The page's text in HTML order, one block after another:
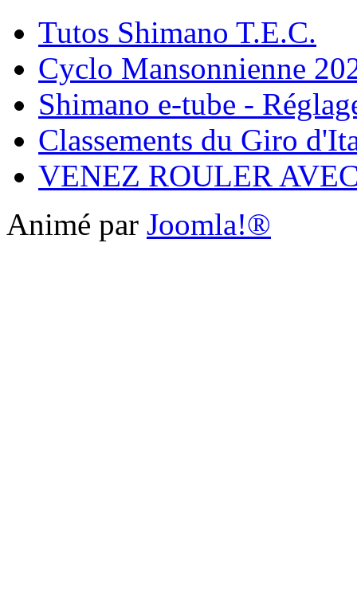
Tutos Shimano T.E.C.
Cyclo Mansonnienne
Shimano e-tube -
Classements du Giro
VENEZ ROULER
Animé par Joomla!®